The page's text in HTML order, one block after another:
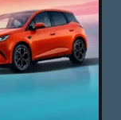
um
Luís
do Grupo
Miranza no